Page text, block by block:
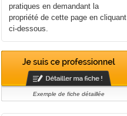
pratiques en demandant la
propriété de cette page en cliquant
ci-dessous.
Exemple de fiche détaillée